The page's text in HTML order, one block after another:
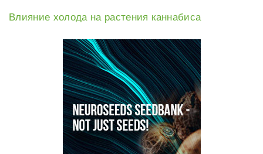
Влияние холода на растения каннабиса